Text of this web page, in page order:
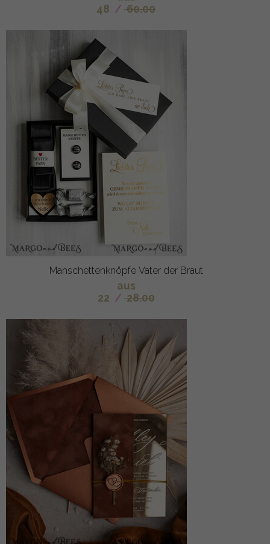
48 / 60.00
Manschettenknöpfe Vater der Braut
aus
22 / 28.00